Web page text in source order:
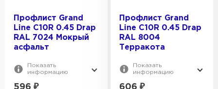
Профлист Grand
Line C10R 0.45 Drap
RAL 7024 Мокрый
асфальт
Показать
информацию
596 ₽
Профлист Grand
Line C10R 0.45 Drap
RAL 8004
Терракота
Показать
информацию
606 ₽